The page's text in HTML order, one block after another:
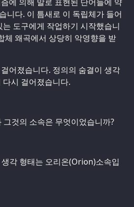
니다. 이 틈새로 이 독립체가 들어
도구에게 작업하기 시작했습니
체 왜곡에서 상당히 악영향을 받
어졌습니다. 정의의 숨결이 생각
시 걸어졌습니다.
것의 소속은 무엇이었습니까?
각 형태는 오리온(Orion)소속입